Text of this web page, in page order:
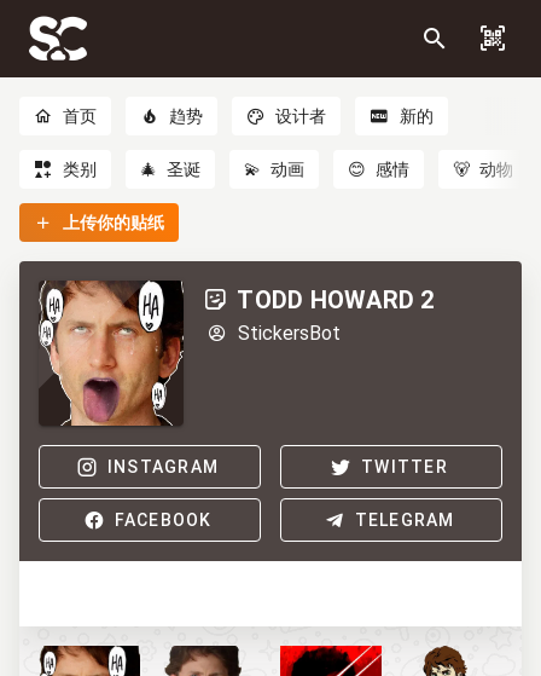
首页 趋势 设计者 新的
类别 🎄 圣诞 💫 动画 😊 感情 🐻 动物
上传你的贴纸
TODD HOWARD 2
StickersBot
INSTAGRAM TWITTER
FACEBOOK TELEGRAM